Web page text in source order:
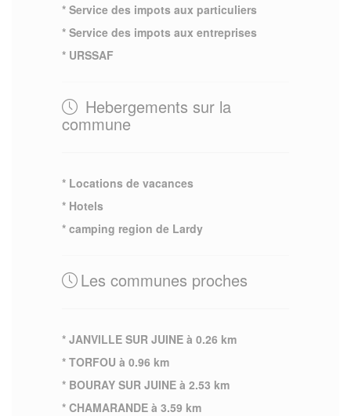
* Service des impots aux particuliers
* Service des impots aux entreprises
* URSSAF
Hebergements sur la
commune
* Locations de vacances
* Hotels
* camping region de Lardy
Les communes proches
* JANVILLE SUR JUINE à 0.26 km
* TORFOU à 0.96 km
* BOURAY SUR JUINE à 2.53 km
* CHAMARANDE à 3.59 km